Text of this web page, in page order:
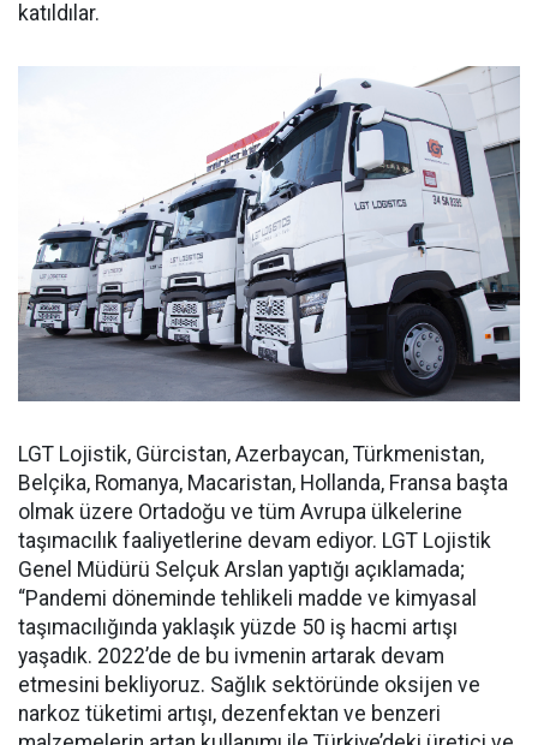
katıldılar.
LGT Lojistik, Gürcistan, Azerbaycan, Türkmenistan,
Belçika, Romanya, Macaristan, Hollanda, Fransa başta
olmak üzere Ortadoğu ve tüm Avrupa ülkelerine
taşımacılık faaliyetlerine devam ediyor. LGT Lojistik
Genel Müdürü Selçuk Arslan yaptığı açıklamada;
“Pandemi döneminde tehlikeli madde ve kimyasal
taşımacılığında yaklaşık yüzde 50 iş hacmi artışı
yaşadık. 2022’de de bu ivmenin artarak devam
etmesini bekliyoruz. Sağlık sektöründe oksijen ve
narkoz tüketimi artışı, dezenfektan ve benzeri